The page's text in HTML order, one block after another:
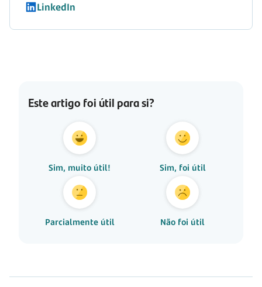
LinkedIn
Este artigo foi útil para si?
Sim, muito útil! Sim, foi útil
Parcialmente útil Não foi útil